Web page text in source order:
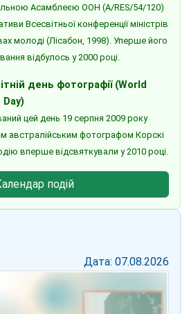
Асамблеєю ООН (A/RES/54/120)
Всесвітньої конференції міністрів
молоді (Лісабон, 1998). Уперше його
відбулось у 2000 році.
день фотографії (World
Day)
цей день 19 серпня 2009 року
австралійським фотографом Корскі
вперше відсвяткували у 2010 році.
подій
Дата: 07.08.2026